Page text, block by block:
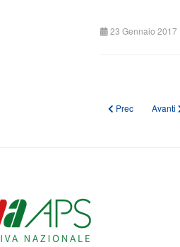
23 Gennaio 2017
Articolo
Prec Avanti